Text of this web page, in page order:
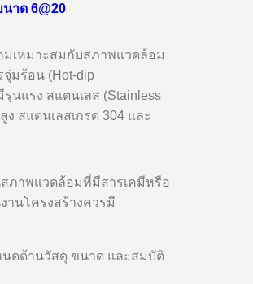
าด 6@20
มเหมาะสมกับสภาพแวดล้อม
จุ่มร้อน (Hot-dip
นแรง สแตนเลส (Stainless
สแตนเลสเกรด 304 และ
สภาพแวดล้อมที่มีสารเคมีหรือ
านโครงสร้างควรมี
นดด้านวัสดุ ขนาด และสมบัติ